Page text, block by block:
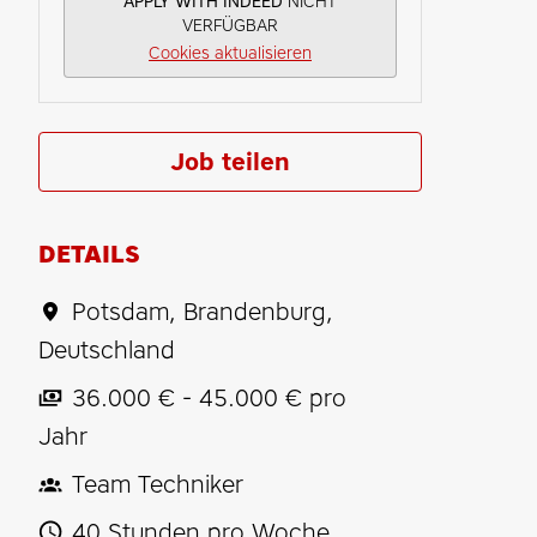
VERFÜGBAR
Cookies aktualisieren
Job teilen
DETAILS
Potsdam, Brandenburg,
Deutschland
36.000 € - 45.000 € pro
Jahr
Team Techniker